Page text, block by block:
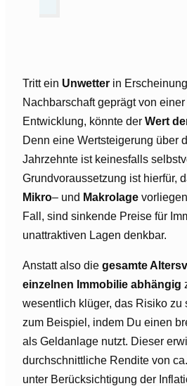
Tritt ein Unwetter in
Nachbarschaft geprägt von
Entwicklung, könnte der Wert
Denn eine Wertsteigerung über
Jahrzehnte ist keinesfalls
Grundvoraussetzung ist hierfür,
Mikro– und Makrolage
Fall, sind sinkende Preise für
unattraktiven Lagen denkbar.
Anstatt also die gesamte
einzelnen Immobilie abhängig
wesentlich klüger, das Risiko zu
zum Beispiel, indem Du einen
als Geldanlage nutzt. Dieser
durchschnittliche Rendite von
unter Berücksichtigung der